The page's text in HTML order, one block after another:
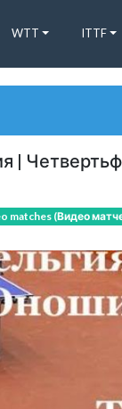
WTT ITTF
|
matches (Видео